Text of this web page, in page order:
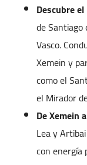
Descubre
de
Vasco.
Xemein y
como el
el Mirador
De Xemein
Lea y
con energía